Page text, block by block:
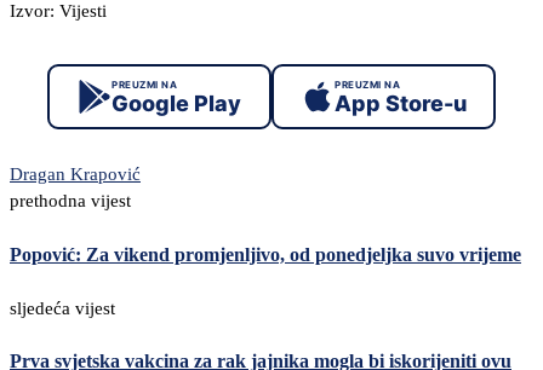
Izvor: Vijesti
PREUZMI NA
Google Play
PREUZMI NA
App Store-u
Dragan Krapović
prethodna vijest
Popović: Za vikend promjenljivo, od ponedjeljka suvo vrijeme
sljedeća vijest
Prva svjetska vakcina za rak jajnika mogla bi iskorijeniti ovu